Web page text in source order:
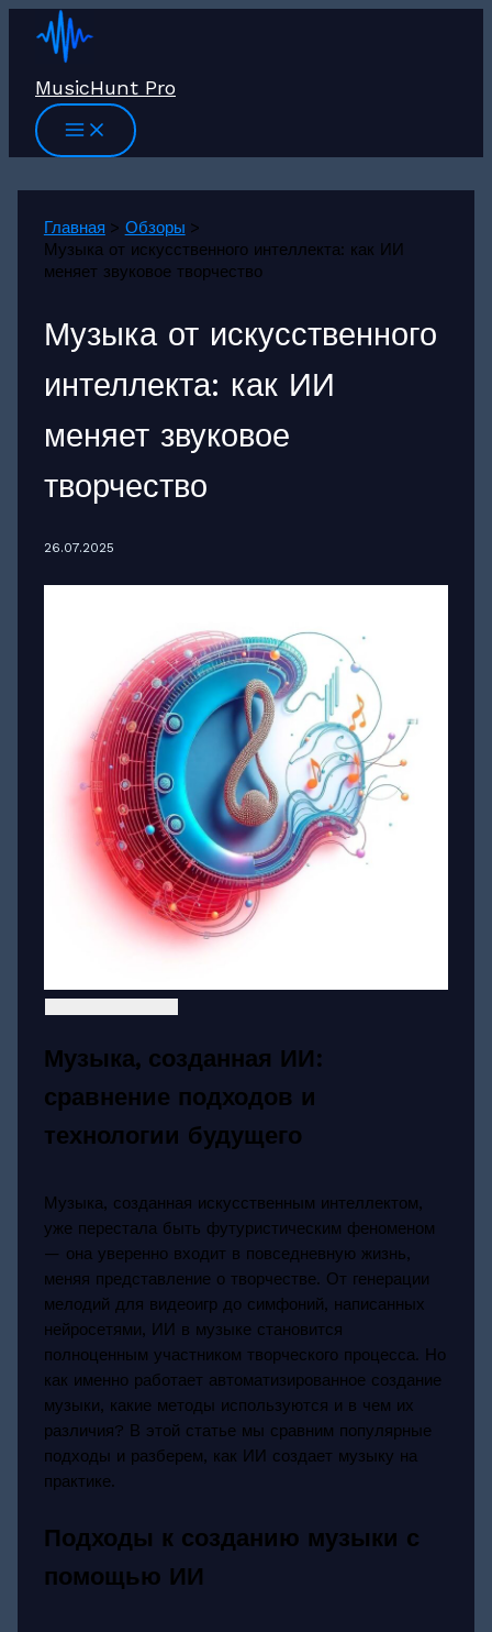
Перейти
MusicHunt Pro
Главная
Обзоры
Музыка от искусственного интеллекта: как ИИ
меняет звуковое творчество
Музыка от искусственного
интеллекта: как ИИ
меняет звуковое
творчество
26.07.2025
Музыка, созданная ИИ:
сравнение подходов и
технологии будущего
Музыка, созданная искусственным интеллектом,
уже перестала быть футуристическим феноменом
— она уверенно входит в повседневную жизнь,
меняя представление о творчестве. От генерации
мелодий для видеоигр до симфоний, написанных
нейросетями, ИИ в музыке становится
полноценным участником творческого процесса. Но
как именно работает автоматизированное создание
музыки, какие методы используются и в чем их
различия? В этой статье мы сравним популярные
подходы и разберем, как ИИ создает музыку на
практике.
Подходы к созданию музыки с
помощью ИИ